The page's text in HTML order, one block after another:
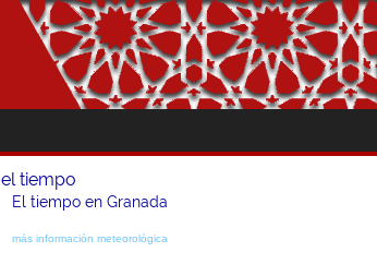
el tiempo
El tiempo en Granada
más información meteorológica